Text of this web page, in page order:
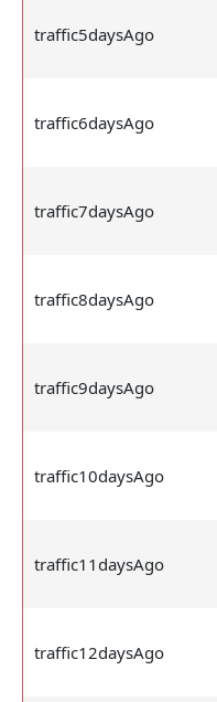
traffic5daysAgo
traffic6daysAgo
traffic7daysAgo
traffic8daysAgo
traffic9daysAgo
traffic10daysAgo
traffic11daysAgo
traffic12daysAgo